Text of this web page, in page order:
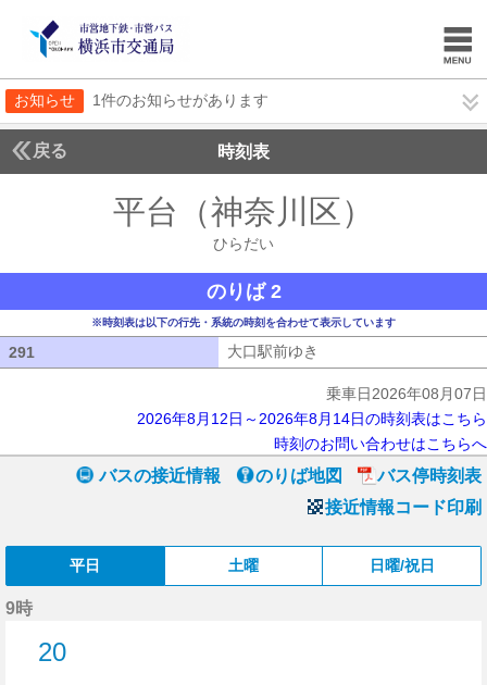
お知らせ 1件のお知らせがあります
戻る 時刻表
平台（神奈川区）
ひらだい
のりば 2
※時刻表は以下の行先・系統の時刻を合わせて表示しています
291 大口駅前ゆき
乗車日2026年08月07日
2026年8月12日～2026年8月14日の時刻表はこちら
時刻のお問い合わせはこちらへ
バスの接近情報 のりば地図
バス停時刻表
接近情報コード印刷
平日 土曜 日曜/祝日
9時
20